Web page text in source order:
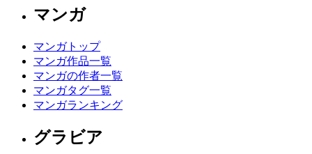
マンガ
マンガトップ
マンガ作品一覧
マンガの作者一覧
マンガタグ一覧
マンガランキング
グラビア